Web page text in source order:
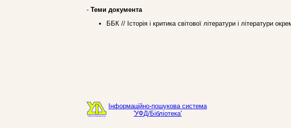
- Теми документа
ББК // Історія і критика світової літератури і літератури
Інформаційно-пошукова система
'УФД/Бібліотека'